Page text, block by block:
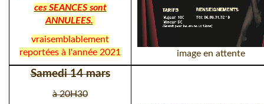
ces SEANCES sont
ANNULEES.
vraisemblablement
reportées à l'année 2021
image en attente
Samedi 14 mars
à 20H30